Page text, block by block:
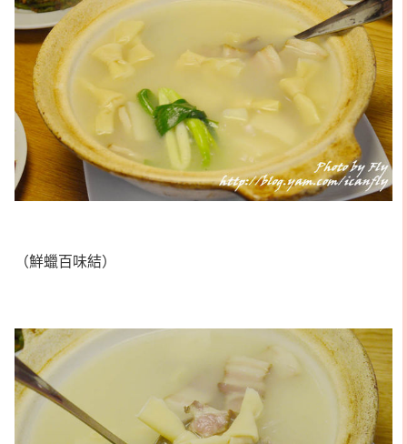
（鮮蠟百味結）